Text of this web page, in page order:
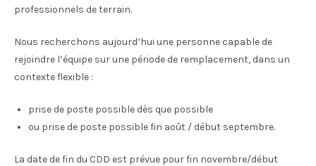
professionnels de terrain.
Nous recherchons aujourd’hui une personne capable de
rejoindre l’équipe sur une période de remplacement, dans un
contexte flexible :
prise de poste possible dès que possible
ou prise de poste possible fin août / début septembre.
La date de fin du CDD est prévue pour fin novembre/début